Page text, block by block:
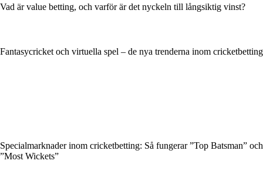
Vad är value betting, och varför är det nyckeln till långsiktig vinst?
Fantasycricket och virtuella spel – de nya trenderna inom cricketbetting
Specialmarknader inom cricketbetting: Så fungerar ”Top Batsman” och
”Most Wickets”